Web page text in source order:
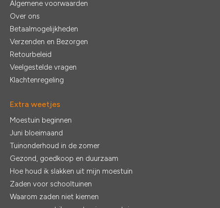
Algemene voorwaarden
Over ons
Betaalmogelijkheden
Verzenden en Bezorgen
Retourbeleid
Veelgestelde vragen
Klachtenregeling
Extra weetjes
Moestuin beginnen
Juni bloeimaand
Tuinonderhoud in de zomer
Gezond, goedkoop en duurzaam
Hoe houd ik slakken uit mijn moestuin
Zaden voor schooltuinen
Waarom zaden niet kiemen